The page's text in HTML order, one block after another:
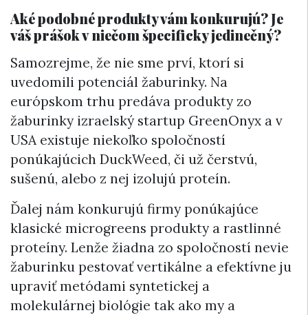
Aké podobné produkty vám konkurujú? Je
váš prášok v niečom špecificky jedinečný?
Samozrejme, že nie sme prví, ktorí si
uvedomili potenciál žaburinky. Na
európskom trhu predáva produkty zo
žaburinky izraelský startup GreenOnyx a v
USA existuje niekoľko spoločností
ponúkajúcich DuckWeed, či už čerstvú,
sušenú, alebo z nej izolujú proteín.
Ďalej nám konkurujú firmy ponúkajúce
klasické microgreens produkty a rastlinné
proteíny. Lenže žiadna zo spoločností nevie
žaburinku pestovať vertikálne a efektívne ju
upraviť metódami syntetickej a
molekulárnej biológie tak ako my a